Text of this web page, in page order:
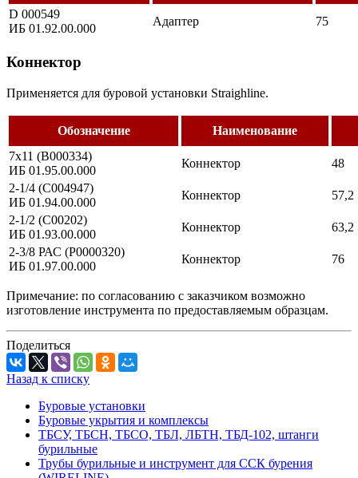
D 000549
ИБ 01.92.00.000
Адаптер 75
Коннектор
Применяется для буровой установки Straighline.
Обозначение
Наименование
7х11 (B000334)
ИБ 01.95.00.000
Коннектор
48
2-1/4 (C004947)
ИБ 01.94.00.000
Коннектор
57,2
2-1/2 (C00202)
ИБ 01.93.00.000
Коннектор
63,2
2-3/8 РАС (Р0000320)
ИБ 01.97.00.000
Коннектор 76
Примечание: по согласованию с заказчиком возможно
изготовление инструмента по предоставляемым образцам.
Поделиться
Назад к списку
Буровые установки
Буровые укрытия и комплексы
ТБСУ, ТБСН, ТБСО, ТБЛ, ЛБТН, ТБД-102, штанги
бурильные
Трубы бурильные и инструмент для ССК бурения